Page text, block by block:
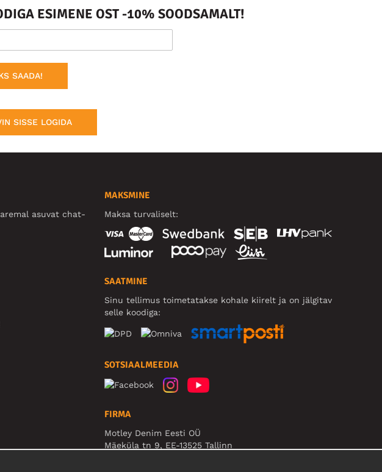
ESIMENE OST -10% SOODSAMALT!
SAADA!
SISSE LOGIDA
asuvat chat-
MAKSMINE
Maksa turvaliselt:
SAATMINE
Sinu tellimus toimetatakse kohale kiirelt ja on jälgitav
selle koodiga:
SOTSIAALMEEDIA
FIRMA
Motley Denim Eesti OÜ
Mäeküla tn 9, EE-13525 Tallinn